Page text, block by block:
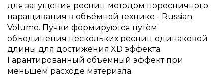
для загущения ресниц методом поресничного
наращивания в объёмной технике - Russian
Volume. Пучки формируются путём
объединения нескольких ресниц одинаковой
длины для достижения XD эффекта.
Гарантированный объёмный эффект при
меньшем расходе материала.